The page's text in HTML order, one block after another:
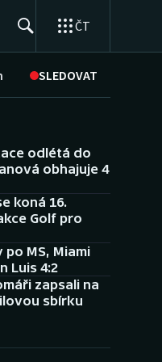
ČT
SLEDOVAT
odlétá do
obhajuje 4
koná 16.
Golf pro
MS, Miami
Luis 4:2
zapsali na
sbírku